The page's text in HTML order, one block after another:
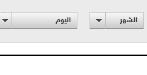
الشهر اليوم